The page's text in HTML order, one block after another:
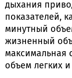
дыхания
показателей,
минутный
жизненный
максимальная
объем легких